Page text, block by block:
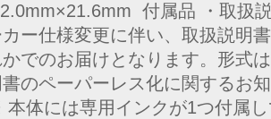
付属品 ・取扱
カー仕様変更に伴い、取扱説明
かでのお届けとなります。形式
書のペーパーレス化に関するお
体には専用インクが1つ付属